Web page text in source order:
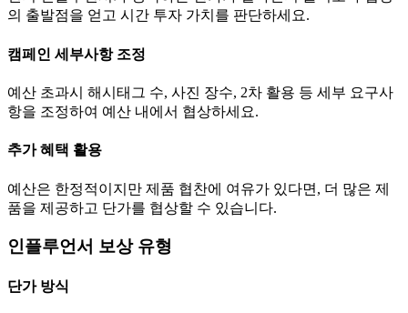
의 출발점을 얻고 시간 투자 가치를 판단하세요.
캠페인 세부사항 조정
예산 초과시 해시태그 수, 사진 장수, 2차 활용 등 세부 요구사
항을 조정하여 예산 내에서 협상하세요.
추가 혜택 활용
예산은 한정적이지만 제품 협찬에 여유가 있다면, 더 많은 제
품을 제공하고 단가를 협상할 수 있습니다.
인플루언서 보상 유형
단가방식